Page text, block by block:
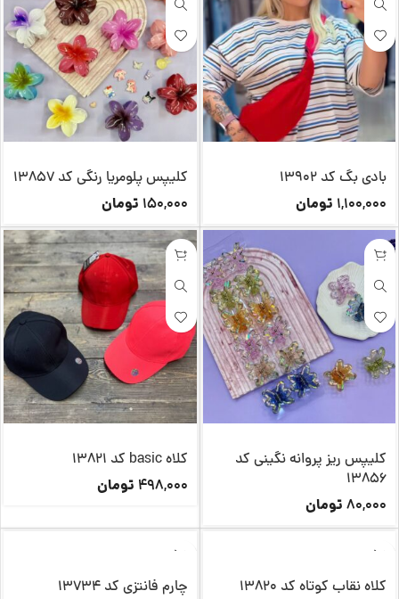
بادی بگ کد 13902
1,100,000 تومان
کلیپس پلومریا رنگی کد 13857
150,000 تومان
کلیپس ریز پروانه نگینی کد
13856
80,000 تومان
کلاه basic کد 13821
498,000 تومان
کلاه نقاب کوتاه کد 13820
چارم فانتزی کد 13734